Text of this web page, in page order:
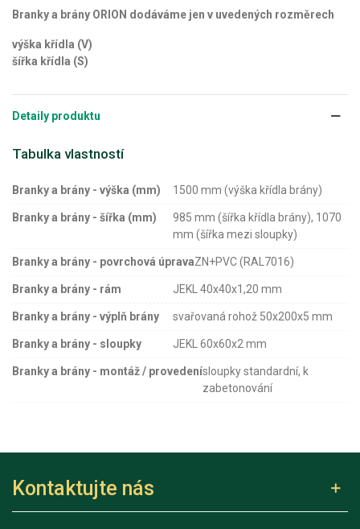
Branky a brány ORION dodáváme jen v uvedených rozměrech
výška křídla (V)
šířka křídla (S)
Detaily produktu
Tabulka vlastností
Branky a brány - výška (mm) 1500 mm (výška křídla brány)
Branky a brány - šířka (mm)
985 mm (šířka křídla brány), 1070
mm (šířka mezi sloupky)
Branky a brány - povrchová úpravaZN+PVC (RAL7016)
Branky a brány - rám JEKL 40x40x1,20 mm
Branky a brány - výplň brány svařovaná rohož 50x200x5 mm
Branky a brány - sloupky JEKL 60x60x2 mm
Branky a brány - montáž / provedenísloupky standardní, k
zabetonování
Kontaktujte nás